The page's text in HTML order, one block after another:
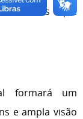
éticos que
formará um
e ampla visão